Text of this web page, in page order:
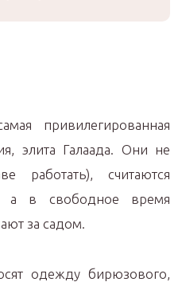
привилегированная
элита Галаада. Они не
работать), считаются
а в свободное время
за садом.
одежду бирюзового,